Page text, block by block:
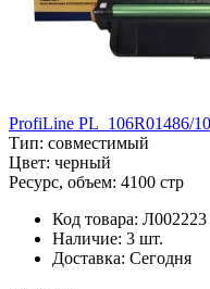
ProfiLine PL_106R01486/
Тип: совместимый
Цвет: черный
Ресурс, объем: 4100 стр
Код товара: Л002223
Наличие: 3 шт.
Доставка: Сегодня